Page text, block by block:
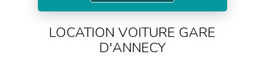
LOCATION VOITURE GARE
D'ANNECY